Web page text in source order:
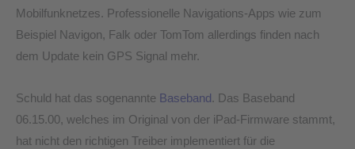
Mobilfunknetzes. Professionelle Navigations-Apps wie zum
Beispiel Navigon, Falk oder TomTom allerdings finden nach
dem Update kein GPS Signal mehr.
Schuld hat das sogenannte Baseband. Das Baseband
06.15.00, welches im Original von der iPad-Firmware stammt,
hat nicht den richtigen Treiber implementiert für die